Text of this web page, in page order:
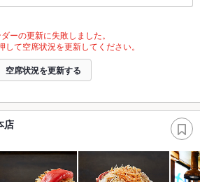
ーの更新に失敗しました。
して空席状況を更新してください。
空席状況を更新する
店